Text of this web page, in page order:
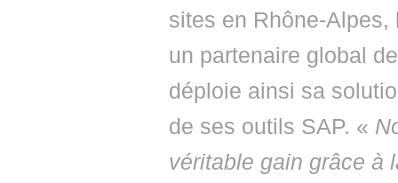
sites en Rhône-Alpes,
un partenaire global
déploie ainsi sa
de ses outils SAP. «
véritable gain grâce à